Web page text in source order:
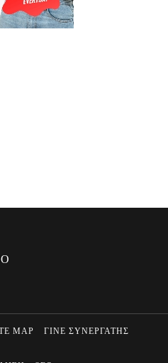
MAP ΓΙΝΕ ΣΥΝΕΡΓΑΤΗΣ